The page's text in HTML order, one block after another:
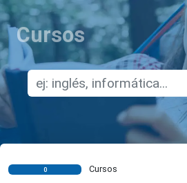
Cursos
0 Cursos